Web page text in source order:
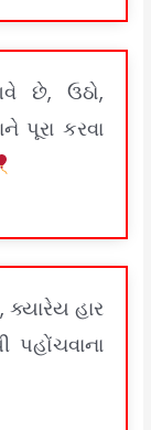
છે, ઉઠો,
પૂરા કરવા
ક્યારેય હાર
પહોંચવાના